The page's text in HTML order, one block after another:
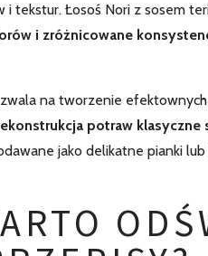
tekstur. Łosoś Nori z sosem
i zróżnicowane
na tworzenie
potraw klasyczne
jako delikatne pianki